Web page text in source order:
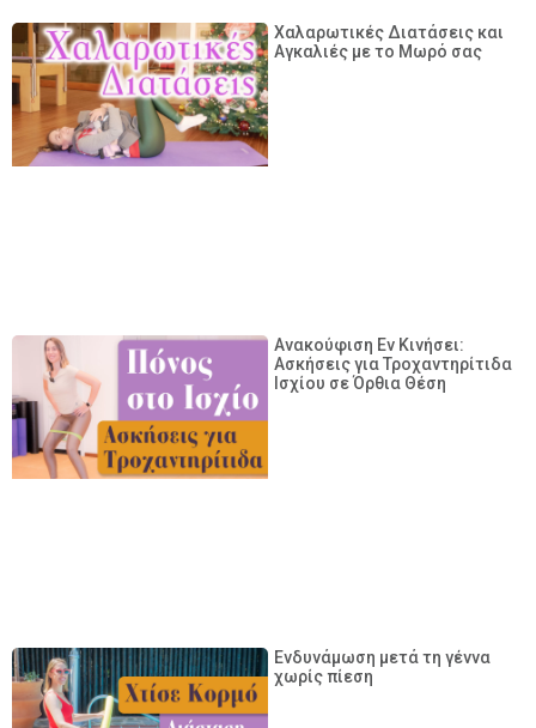
Χαλαρωτικές Διατάσεις και
Αγκαλιές με το Μωρό σας
Ανακούφιση Εν Κινήσει:
Ασκήσεις για Τροχαντηρίτιδα
Ισχίου σε Όρθια Θέση
Ενδυνάμωση μετά τη γέννα
χωρίς πίεση